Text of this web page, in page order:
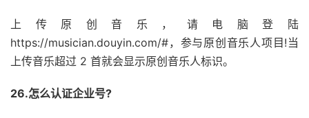
上传原创音乐，请电脑登陆
https://musician.douyin.com/#，参与原创音乐人项目!当
上传音乐超过 2 首就会显示原创音乐人标识。
26.怎么认证企业号?